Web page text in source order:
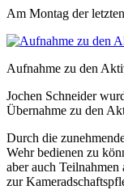
Am Montag der
Aufnahme zu den
Jochen Schneider
Übernahme zu den
Durch die
Wehr bedienen zu
aber auch
zur